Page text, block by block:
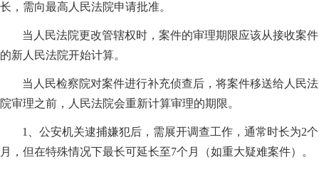
长，需向最高人民法院申请批准。
当人民法院更改管辖权时，案件的审理期限应该从接收案件
的新人民法院开始计算。
当人民检察院对案件进行补充侦查后，将案件移送给人民法
院审理之前，人民法院会重新计算审理的期限。
1、公安机关逮捕嫌犯后，需展开调查工作，通常时长为2个
月，但在特殊情况下最长可延长至7个月（如重大疑难案件）。